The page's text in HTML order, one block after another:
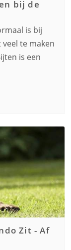
bij de
is bij
te maken
is een
Zit - Af